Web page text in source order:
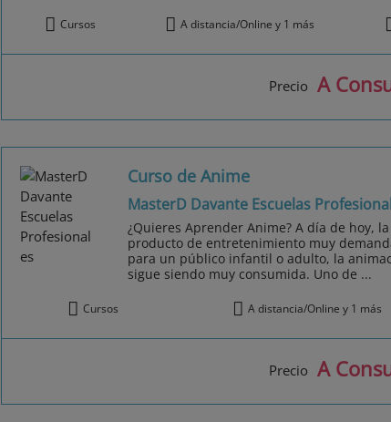
Cursos A distancia/Online y 1 más
Precio A
Curso de Anime
MasterD Davante Escuelas
¿Quieres Aprender Anime? A día de hoy,
producto de entretenimiento muy
para un público infantil o adulto, la
sigue siendo muy consumida. Uno de ...
Cursos A distancia/Online y 1 más
Precio A